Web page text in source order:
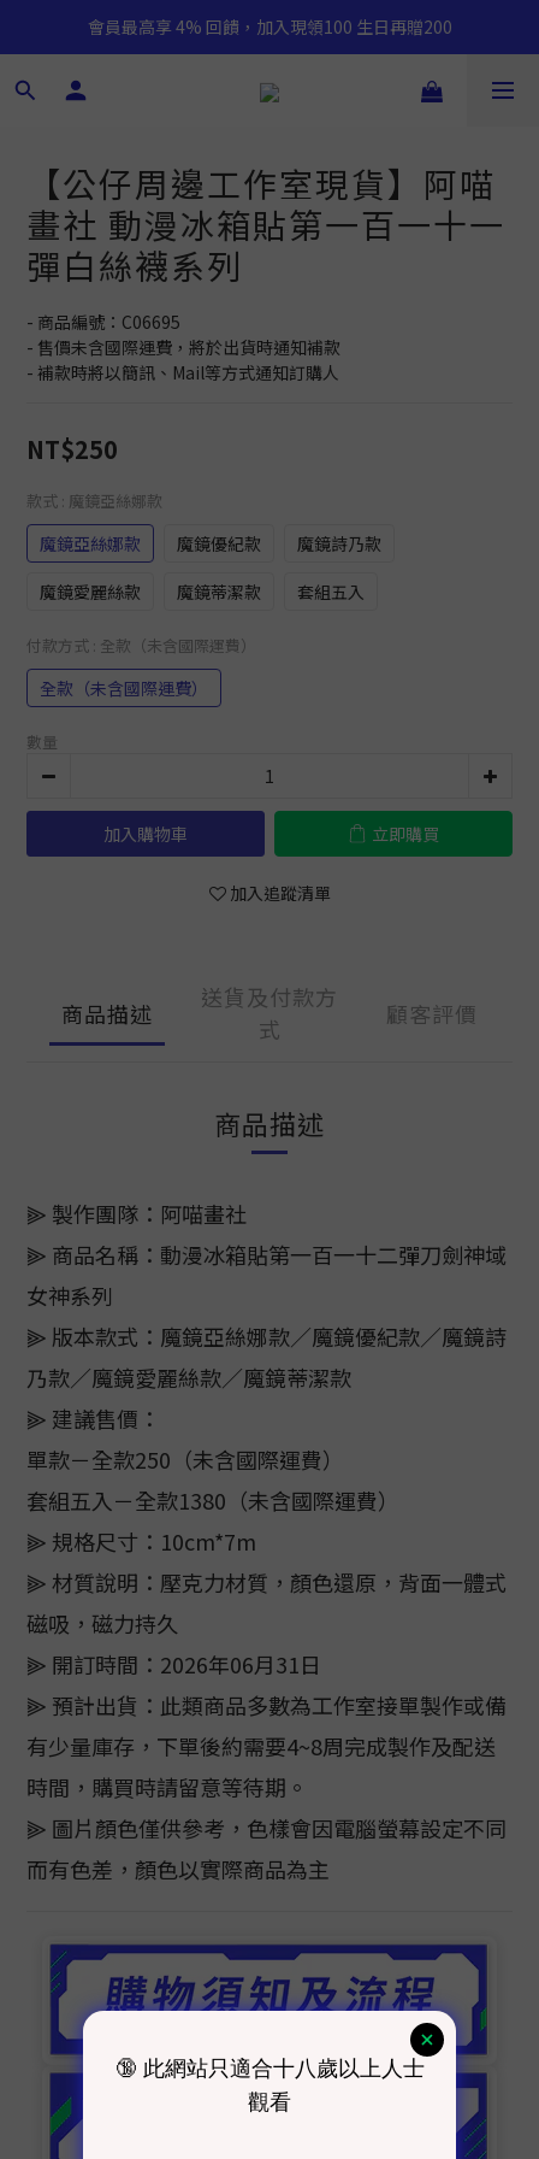
會員最高享 4% 回饋，加入現領100 生日再贈200
【公仔周邊工作室現貨】阿喵
畫社 動漫冰箱貼第一百一十一
彈白絲襪系列
- 商品編號：C06695
- 售價未含國際運費，將於出貨時通知補款
- 補款時將以簡訊、Mail等方式通知訂購人
NT$250
款式 : 魔鏡亞絲娜款
魔鏡亞絲娜款 魔鏡優紀款
魔鏡詩乃款
魔鏡愛麗絲款
魔鏡蒂潔款 套組五入
付款方式 : 全款（未含國際運費）
全款（未含國際運費）
數量
加入購物車 立即購買
加入追蹤清單
商品描述
送貨及付款方
式
顧客評價
商品描述
⫸ 製作團隊：阿喵畫社
⫸ 商品名稱：動漫冰箱貼第一百一十二彈刀劍神域
女神系列
⫸ 版本款式：魔鏡亞絲娜款／魔鏡優紀款／魔鏡詩
乃款／魔鏡愛麗絲款／魔鏡蒂潔款
⫸ 建議售價：
單款－全款250（未含國際運費）
套組五入－全款1380（未含國際運費）
⫸ 規格尺寸：10cm*7m
⫸ 材質說明：壓克力材質，顏色還原，背面一體式
磁吸，磁力持久
⫸ 開訂時間：2026年06月31日
⫸ 預計出貨：此類商品多數為工作室接單製作或備
有少量庫存，下單後約需要4~8周完成製作及配送
時間，購買時請留意等待期。
⫸ 圖片顏色僅供參考，色樣會因電腦螢幕設定不同
而有色差，顏色以實際商品為主